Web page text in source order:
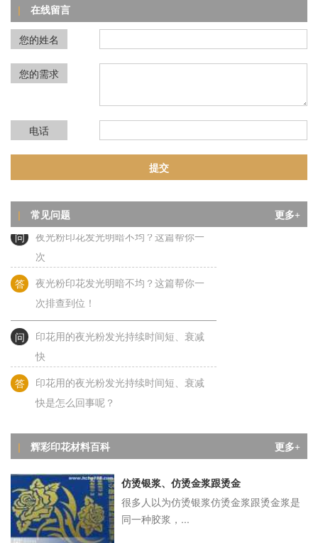
| 在线留言
您的姓名
您的需求
电话
| 常见问题 更多+
问 夜光粉印刷后局部无光、断光？这6大元
夜光粉印刷后局部无光、断光？这6大元
问
夜光粉印花发光明暗不均？这篇帮你一
答
问
答
答 夜光粉发光亮度偏低是怎么回事？
问
夜光粉印花关灯不发光？别急，答案都
在
| 辉彩印花材料百科 更多+
仿烫银浆、仿烫金浆跟烫金
很多人以为仿烫银浆仿烫金浆跟烫金浆是
同一种胶浆，...